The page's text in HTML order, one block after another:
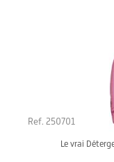
Ref. 250701
Le vrai